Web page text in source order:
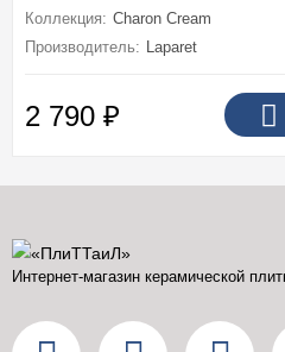
Коллекция: Charon Cream
Производитель: Laparet
2 790 ₽
Интернет-магазин керамической